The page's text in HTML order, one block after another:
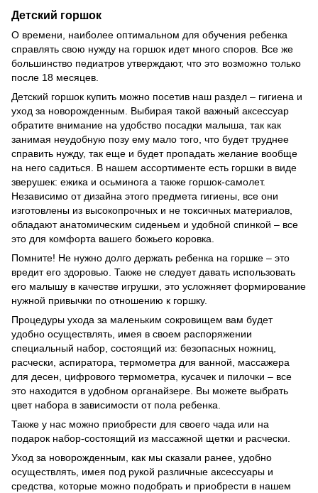
Детский горшок
О времени, наиболее оптимальном для обучения ребенка
справлять свою нужду на горшок идет много споров. Все же
большинство педиатров утверждают, что это возможно только
после 18 месяцев.
Детский горшок купить можно посетив наш раздел – гигиена и
уход за новорожденным. Выбирая такой важный аксессуар
обратите внимание на удобство посадки малыша, так как
занимая неудобную позу ему мало того, что будет труднее
справить нужду, так еще и будет пропадать желание вообще
на него садиться. В нашем ассортименте есть горшки в виде
зверушек: ежика и осьминога а также горшок-самолет.
Независимо от дизайна этого предмета гигиены, все они
изготовлены из высокопрочных и не токсичных материалов,
обладают анатомическим сиденьем и удобной спинкой – все
это для комфорта вашего божьего коровка.
Помните! Не нужно долго держать ребенка на горшке – это
вредит его здоровью. Также не следует давать использовать
его малышу в качестве игрушки, это усложняет формирование
нужной привычки по отношению к горшку.
Процедуры ухода за маленьким сокровищем вам будет
удобно осуществлять, имея в своем распоряжении
специальный набор, состоящий из: безопасных ножниц,
расчески, аспиратора, термометра для ванной, массажера
для десен, цифрового термометра, кусачек и пилочки – все
это находится в удобном органайзере. Вы можете выбрать
цвет набора в зависимости от пола ребенка.
Также у нас можно приобрести для своего чада или на
подарок набор-состоящий из массажной щетки и расчески.
Уход за новорожденным, как мы сказали ранее, удобно
осуществлять, имея под рукой различные аксессуары и
средства, которые можно подобрать и приобрести в нашем